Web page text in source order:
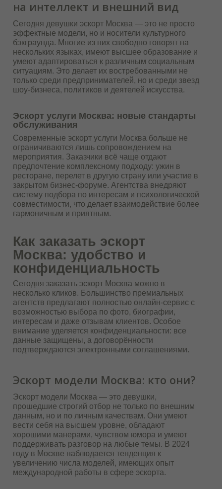
на интеллект и внешний вид
Сегодня девушки эскорт Москва — это не просто
эффектные модели, но и носители культурного
бэкграунда. Многие из них свободно говорят на
нескольких языках, имеют высшее образование и
умеют адаптироваться к различным социальным
ситуациям. Это делает их востребованными не
только среди предпринимателей, но и среди звезд
шоу-бизнеса, политиков и деятелей искусства.
Эскорт услуги Москва: новые стандарты
обслуживания
Современные эскорт услуги Москва больше не
ограничиваются лишь сопровождением на
мероприятия. Заказчики всё чаще отдают
предпочтение комплексному подходу: ужин в
ресторане, перелет в другую страну или участие в
закрытом бизнес-форуме. Агентства внедряют
систему подбора по интересам и психологической
совместимости, что делает взаимодействие более
гармоничным и приятным.
Как заказать эскорт
Москва: удобство и
конфиденциальность
Сегодня заказать эскорт Москва можно в
несколько кликов. Большинство премиальных
агентств предлагают полностью онлайн-сервис с
возможностью выбора по фото, биографии,
интересам и даже отзывам клиентов. Особое
внимание уделяется конфиденциальности: все
данные защищены, а договорённости
подтверждаются электронными соглашениями.
Эскорт модели Москва: кто они?
Эскорт модели Москва — это девушки,
прошедшие строгий отбор не только по внешним
данным, но и по личным качествам. Они умеют
вести себя на высшем уровне, обладают
хорошими манерами, чувством юмора и умеют
поддерживать разговор на любые темы. В 2024
году в Москве наблюдается тенденция к
увеличению числа моделей, имеющих опыт
международной работы в сфере эскорта.